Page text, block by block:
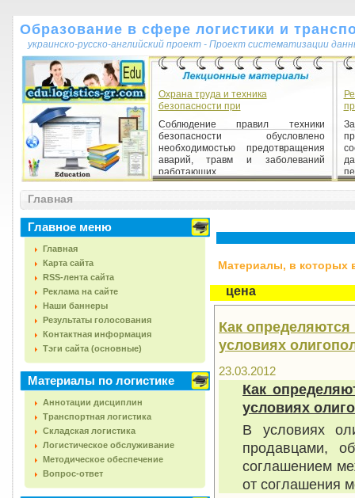
Образование в сфере логистики и
украинско-русско-английский проект - Проект систематизации
Охрана труда и техника
безопасности при
Соблюдение правил техники
безопасности обусловлено
необходимостью предотвращения
аварий, травм и заболеваний
работающих....
Главная
Главное меню
Главная
Карта сайта
RSS-лента сайта
Реклама на сайте
Наши баннеры
Результаты голосования
Контактная информация
Тэги сайта (основные)
Материалы по логистике
Аннотации дисциплин
Транспортная логистика
Складская логистика
Логистическое обслуживание
Методическое обеспечение
Вопрос-ответ
Материалы, в которых
цена
Как
условиях
23.03.2012
Как
условиях
В условиях
продавцами,
соглашением
от соглашения